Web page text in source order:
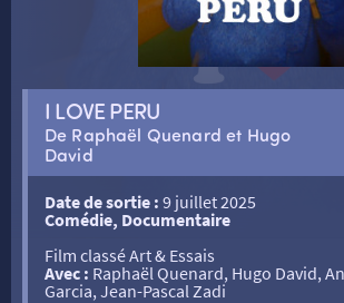
SÉANCES SPÉCIALES
RETOUR
RETOUR
RETOUR
RETOUR
TARIFS
I LOVE PERU
De Raphaël Quenard et Hugo
David
Date de sortie : 9 juillet 2025
Comédie, Documentaire
Film classé Art & Essais
Avec : Raphaël Quenard, Hugo David,
Garcia, Jean-Pascal Zadi